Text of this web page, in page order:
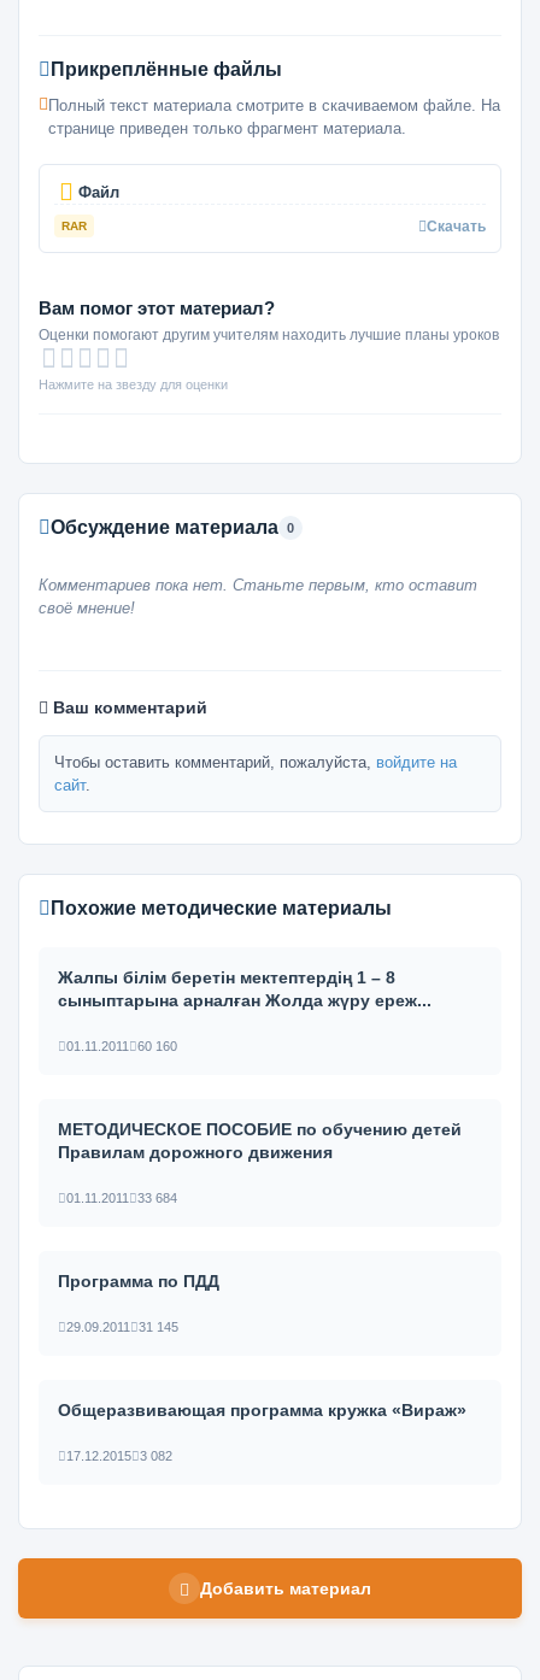
Прикреплённые файлы
Полный текст материала смотрите в скачиваемом файле. На
странице приведен только фрагмент материала.
Файл
RAR Скачать
Вам помог этот материал?
Оценки помогают другим учителям находить лучшие планы уроков
Нажмите на звезду для оценки
Обсуждение материала 0
Комментариев пока нет. Станьте первым, кто оставит
своё мнение!
Ваш комментарий
Чтобы оставить комментарий, пожалуйста, войдите на
сайт.
Похожие методические материалы
Жалпы білім беретін мектептердің 1 – 8
сыныптарына арналған Жолда жүру ереж...
01.11.2011 60 160
МЕТОДИЧЕСКОЕ ПОСОБИЕ по обучению детей
Правилам дорожного движения
01.11.2011 33 684
Программа по ПДД
29.09.2011 31 145
Общеразвивающая программа кружка «Вираж»
17.12.2015 3 082
Добавить материал